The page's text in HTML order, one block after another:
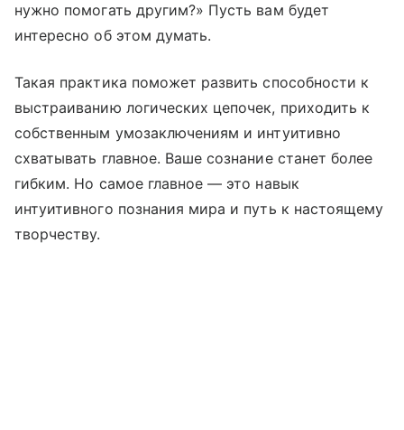
нужно помогать другим?» Пусть вам будет
интересно об этом думать.
Такая практика поможет развить способности к
выстраиванию логических цепочек, приходить к
собственным умозаключениям и интуитивно
схватывать главное. Ваше сознание станет более
гибким. Но самое главное — это навык
интуитивного познания мира и путь к настоящему
творчеству.